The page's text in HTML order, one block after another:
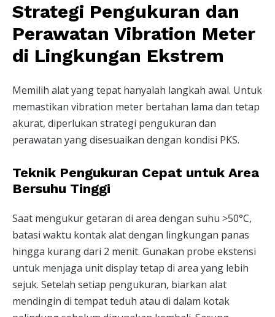
Strategi Pengukuran dan
Perawatan Vibration Meter
di Lingkungan Ekstrem
Memilih alat yang tepat hanyalah langkah awal. Untuk
memastikan vibration meter bertahan lama dan tetap
akurat, diperlukan strategi pengukuran dan
perawatan yang disesuaikan dengan kondisi PKS.
Teknik Pengukuran Cepat untuk Area
Bersuhu Tinggi
Saat mengukur getaran di area dengan suhu >50°C,
batasi waktu kontak alat dengan lingkungan panas
hingga kurang dari 2 menit. Gunakan probe ekstensi
untuk menjaga unit display tetap di area yang lebih
sejuk. Setelah setiap pengukuran, biarkan alat
mendingin di tempat teduh atau di dalam kotak